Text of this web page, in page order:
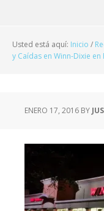
Usted está aquí: Inicio /
y Caídas en Winn-Dixie en
ENERO 17, 2016 BY